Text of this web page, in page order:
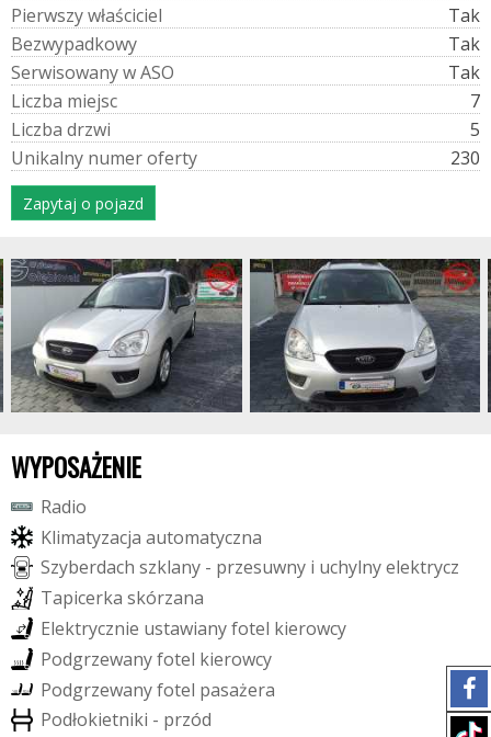
Pierwszywłaściciel
Tak
Bezwypadkowy
Tak
SerwisowanywASO
Tak
Liczba miejsc
7
Liczba drzwi
5
Unikalny numeroferty 230
Zapytaj o pojazd
WYPOSAŻENIE
Radio
Klimatyzacja automatyczna
Szyberdach szklany - przesuwny i uchylnyelektrycz
Tapicerka skórzana
Elektrycznie ustawianyfotel kierowcy
Podgrzewanyfotel kierowcy
Podgrzewanyfotel pasażera
Podłokietniki - przód